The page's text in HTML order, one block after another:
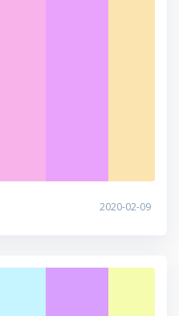
2020-02-09